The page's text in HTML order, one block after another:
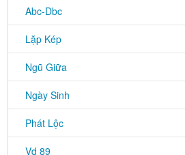
Abc-Dbc
Lặp Kép
Ngũ Giữa
Ngày Sinh
Phát Lộc
Vd 89